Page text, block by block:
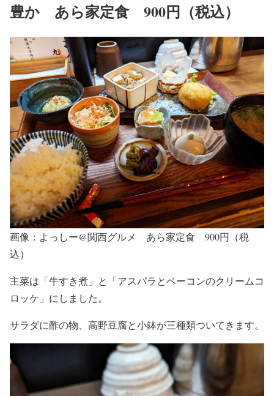
豊か あら家定食 900円（税込）
画像：よっしー@関西グルメ あら家定食 900円（税
込）
主菜は「牛すき煮」と「アスパラとベーコンのクリームコ
ロッケ」にしました。
サラダに酢の物、高野豆腐と小鉢が三種類ついてきます。